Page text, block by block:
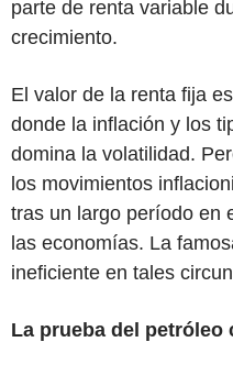
parte de renta variable
crecimiento.
El valor de la renta fija
donde la inflación y los
domina la volatilidad.
los movimientos
tras un largo período en
las economías. La
ineficiente en tales
La prueba del petróleo